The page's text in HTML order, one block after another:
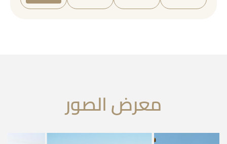
معرض الصور